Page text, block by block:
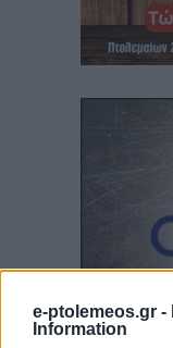
e-ptolemeos.gr -
Information